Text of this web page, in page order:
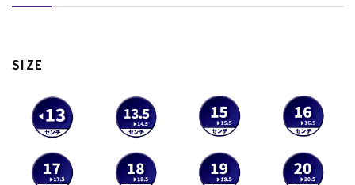
ファッションTOP
サーフTOP
SIZE